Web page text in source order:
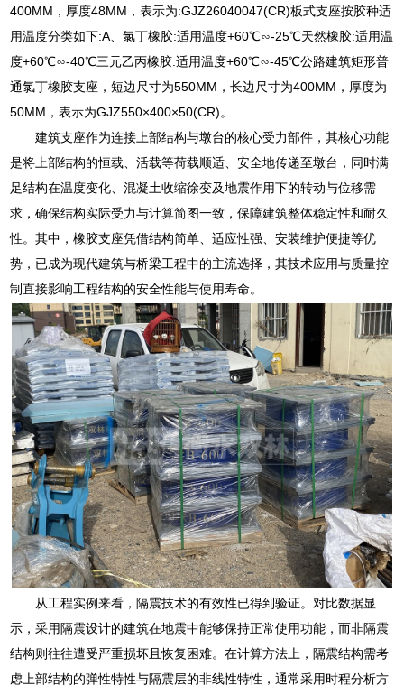
400MM，厚度48MM，表示为:GJZ26040047(CR)板式支座按胶种适
用温度分类如下:A、氯丁橡胶:适用温度+60℃∽-25℃天然橡胶:适用温
度+60℃∽-40℃三元乙丙橡胶:适用温度+60℃∽-45℃公路建筑矩形普
通氯丁橡胶支座，短边尺寸为550MM，长边尺寸为400MM，厚度为
50MM，表示为GJZ550×400×50(CR)。
建筑支座作为连接上部结构与墩台的核心受力部件，其核心功能
是将上部结构的恒载、活载等荷载顺适、安全地传递至墩台，同时满
足结构在温度变化、混凝土收缩徐变及地震作用下的转动与位移需
求，确保结构实际受力与计算简图一致，保障建筑整体稳定性和耐久
性。其中，橡胶支座凭借结构简单、适应性强、安装维护便捷等优
势，已成为现代建筑与桥梁工程中的主流选择，其技术应用与质量控
制直接影响工程结构的安全性能与使用寿命。
从工程实例来看，隔震技术的有效性已得到验证。对比数据显
示，采用隔震设计的建筑在地震中能够保持正常使用功能，而非隔震
结构则往往遭受严重损坏且恢复困难。在计算方法上，隔震结构需考
虑上部结构的弹性特性与隔震层的非线性特性，通常采用时程分析方